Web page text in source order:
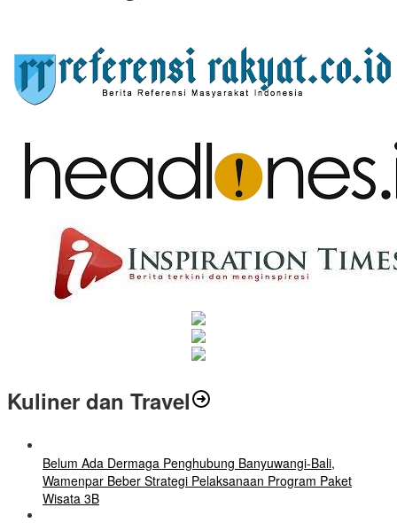
Kuliner dan Travel
Belum Ada Dermaga Penghubung Banyuwangi-Bali,
Wamenpar Beber Strategi Pelaksanaan Program Paket
Wisata 3B